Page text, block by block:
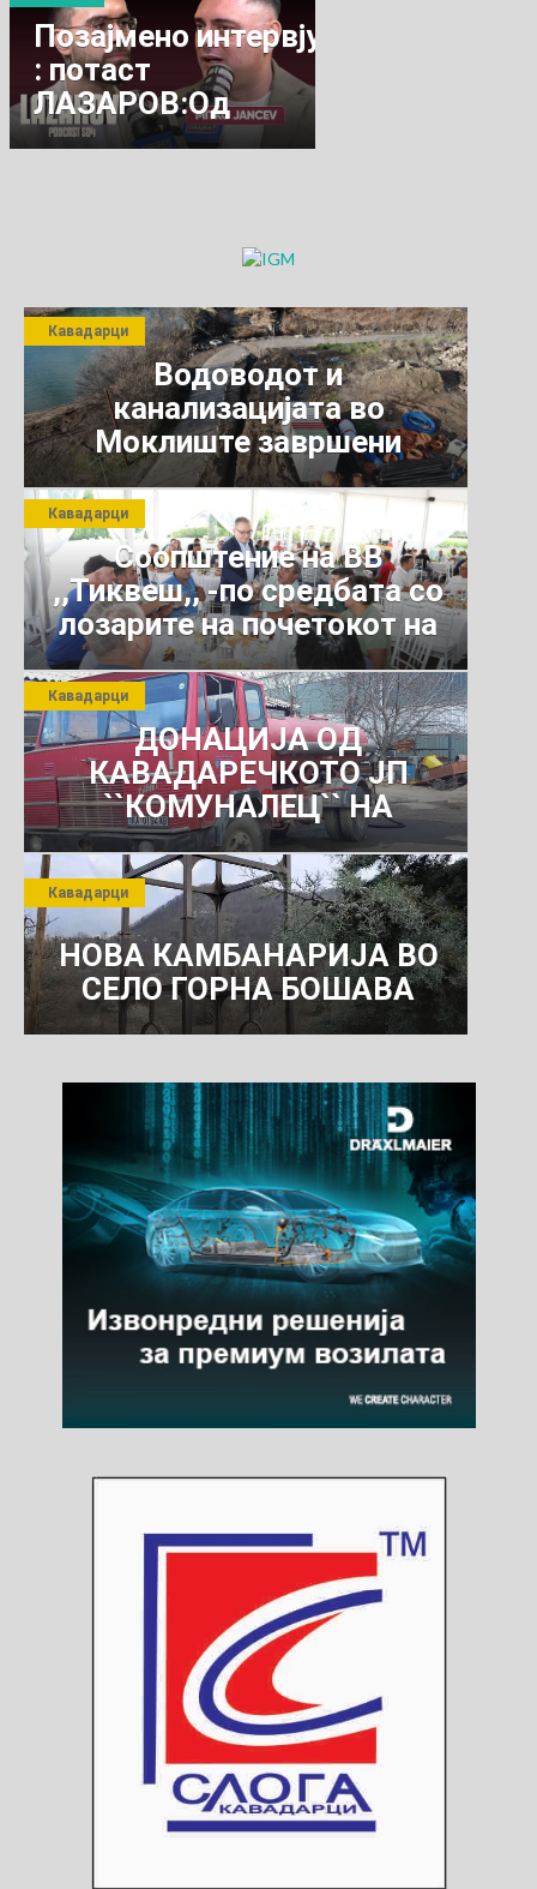
Позајмено интервју
: потаст
ЛАЗАРОВ:Од
скромно семејство
Водоводот и
канализацијата во
Моклиште завршени
Кавадарци
Соопштение на ВВ
,,Тиквеш,, -по средбата со
лозарите на почетокот на
јули 2026 г.
Кавадарци
ДОНАЦИЈА ОД
КАВАДАРЕЧКОТО ЈП
``КОМУНАЛЕЦ`` НА
РОСОМАНСКОТО ЈАВНО
ПРЕТПРИЈАТИЕ ЗА
КОМУНАЛНО УСЛУГИ
Кавадарци
НОВА КАМБАНАРИЈА ВО
СЕЛО ГОРНА БОШАВА
Кавадарци